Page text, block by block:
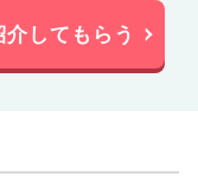
してもらう